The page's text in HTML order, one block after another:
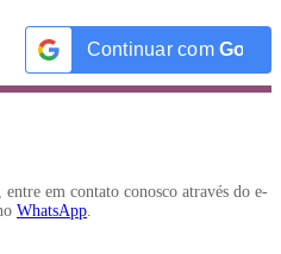
Continuar com
em contato conosco através do e-
WhatsApp.